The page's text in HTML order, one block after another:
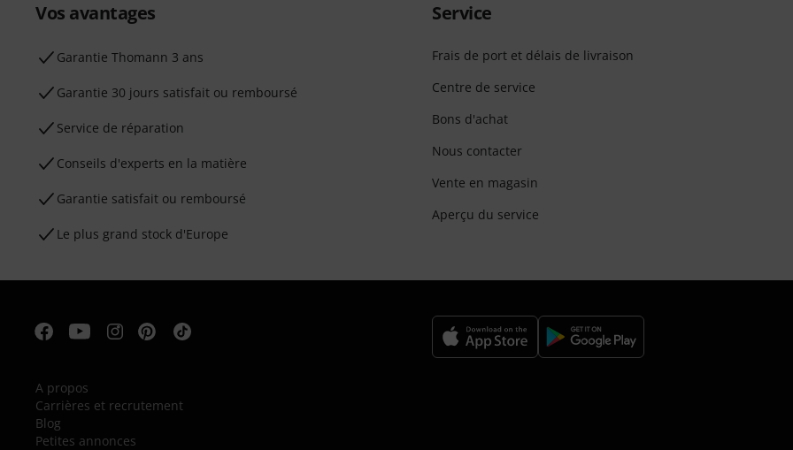
Vos avantages
Ga­ran­tie Thomann 3 ans
Garantie 30 jours satisfait ou remboursé
Service de réparation
Conseils d'experts en la matière
Garantie satisfait ou remboursé
Le plus grand stock d'Europe
Service
Frais de port et délais de livraison
Centre de service
Bons d'achat
Nous contacter
Vente en magasin
Aperçu du service
A propos
Carrières et recrutement
Blog
Petites annonces